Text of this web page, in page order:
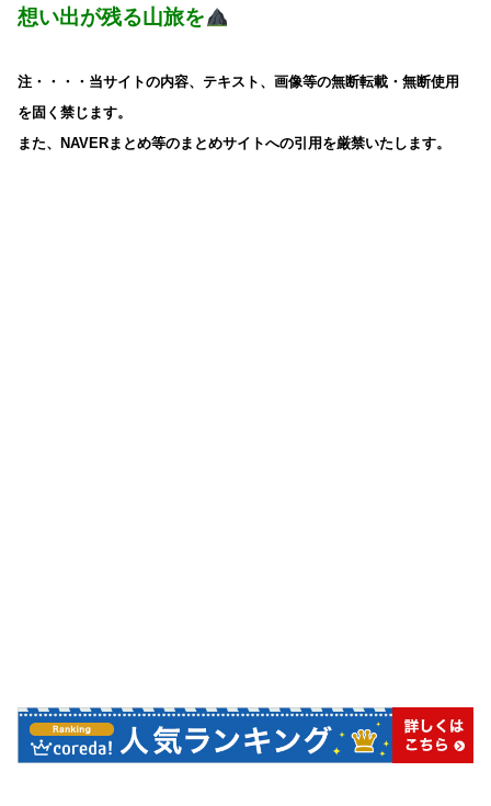
想い出が残る山旅を
注・・・・当サイトの内容、テキスト、画像等の無断転載・無断使用
を固く禁じます。
また、NAVERまとめ等のまとめサイトへの引用を厳禁いたします。